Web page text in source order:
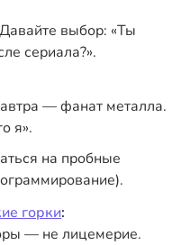
Давайте выбор: «Ты
сериала?».
— фанат металла.
я».
на пробные
горки:
— не лицемерие.